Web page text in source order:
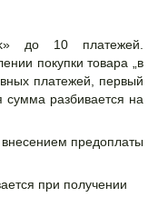
до 10 платежей.
покупки товара „в
платежей, первый
сумма разбивается на
предоплаты
при получении